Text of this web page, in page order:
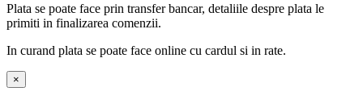
Plata se poate face prin transfer bancar, detaliile despre plata le
primiti in finalizarea comenzii.
In curand plata se poate face online cu cardul si in rate.
×